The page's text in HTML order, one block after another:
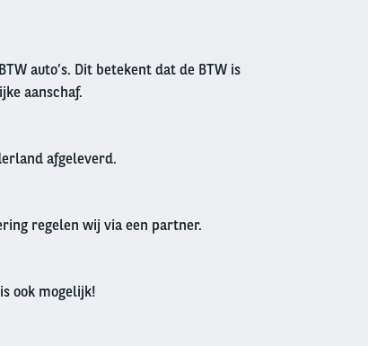
auto’s. Dit betekent dat de BTW is
aanschaf.
afgeleverd.
regelen wij via een partner.
ook mogelijk!